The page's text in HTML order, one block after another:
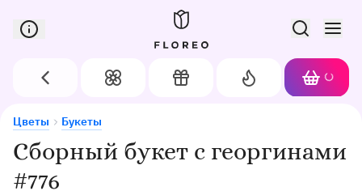
Сервис доставки цветов в Орле
Назад Цветы Подарки
Акции
Корзина
Сборный букет с георгинами
#776
Цветы Букеты
Сборный букет с георгинами #776